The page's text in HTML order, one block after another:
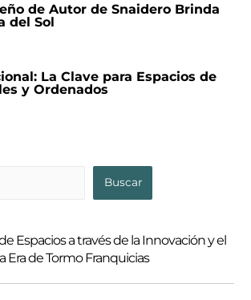
de Autor de Snaidero Brinda
del Sol
La Clave para Espacios de
y Ordenados
Buscar
Espacios a través de la Innovación y el
Era de Tormo Franquicias